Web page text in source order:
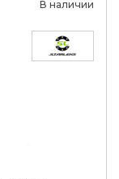
В наличии